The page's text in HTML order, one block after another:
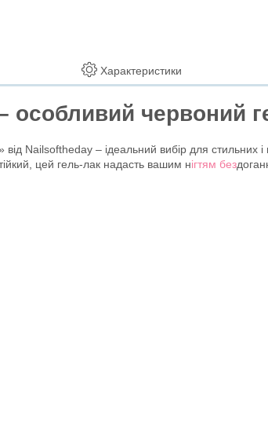
Характеристики
особливий червоний
Nailsoftheday – ідеальний вибір для стильних
цей гель-лак надасть вашим нігтям без